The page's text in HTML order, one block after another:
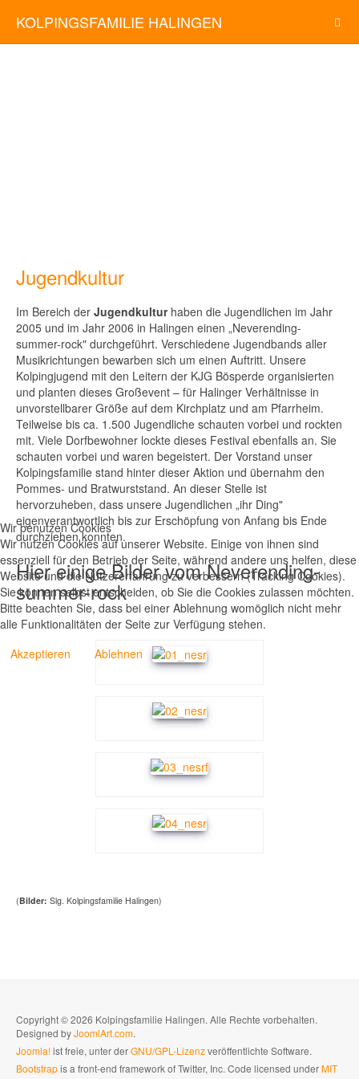
KOLPINGSFAMILIE HALINGEN
Jugendkultur
Im Bereich der Jugendkulturhaben die Jugendlichen im Jahr
2005 und im Jahr 2006 in Halingen einen „Neverending-
summer-rock" durchgeführt. Verschiedene Jugendbands aller
Musikrichtungen bewarben sich um einen Auftritt. Unsere
Kolpingjugend mit den Leitern der KJG Bösperde organisierten
und planten dieses Großevent – für Halinger Verhältnisse in
unvorstellbarer Größe auf dem Kirchplatz und am Pfarrheim.
Teilweise bis ca. 1.500 Jugendliche schauten vorbei und rockten
mit. Viele Dorfbewohner lockte dieses Festival ebenfalls an. Sie
schauten vorbei und waren begeistert. Der Vorstand unser
Kolpingsfamilie stand hinter dieser Aktion und übernahm den
Pommes- und Bratwurststand. An dieser Stelle ist
hervorzuheben, dass unsere Jugendlichen „ihr Ding"
eigenverantwortlich bis zur Erschöpfung von Anfang bis Ende
durchziehen konnten.
Hier einige Bilder vom Neverending-
summer-rock
(Bilder: Slg. Kolpingsfamilie Halingen)
Copyright © 2026 Kolpingsfamilie Halingen. Alle Rechte vorbehalten.
Designed byJoomlArt.com.
Joomla!ist freie, unter derGNU/GPL-Lizenzveröffentlichte Software.
Bootstrapis a front-end framework of Twitter, Inc. Code licensed underMIT
Wir benutzen Cookies
Wir nutzen Cookies auf unserer Website. Einige von ihnen sind
essenziell für den Betrieb der Seite, während andere uns helfen, diese
Website und die Nutzererfahrung zu verbessern (Tracking Cookies).
Sie können selbst entscheiden, ob Sie die Cookies zulassen möchten.
Bitte beachten Sie, dass bei einer Ablehnung womöglich nicht mehr
alle Funktionalitäten der Seite zur Verfügung stehen.
Akzeptieren
Ablehnen